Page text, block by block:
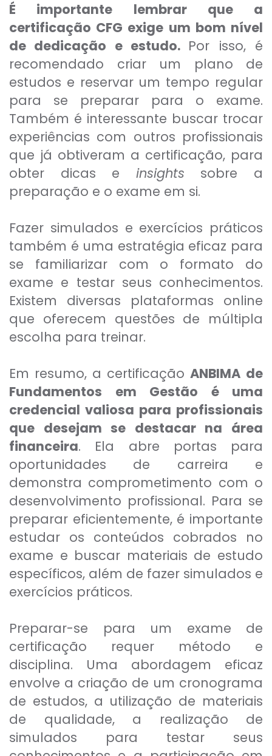
É importante lembrar que a
certificação CFG exige um bom nível
de dedicação e estudo. Por isso, é
recomendado criar um plano de
estudos e reservar um tempo regular
para se preparar para o exame.
Também é interessante buscar trocar
experiências com outros profissionais
que já obtiveram a certificação, para
obter dicas e insights sobre a
preparação e o exame em si.
Fazer simulados e exercícios práticos
também é uma estratégia eficaz para
se familiarizar com o formato do
exame e testar seus conhecimentos.
Existem diversas plataformas online
que oferecem questões de múltipla
escolha para treinar.
Em resumo, a certificação ANBIMA de
Fundamentos em Gestão é uma
credencial valiosa para profissionais
que desejam se destacar na área
financeira. Ela abre portas para
oportunidades de carreira e
demonstra comprometimento com o
desenvolvimento profissional. Para se
preparar eficientemente, é importante
estudar os conteúdos cobrados no
exame e buscar materiais de estudo
específicos, além de fazer simulados e
exercícios práticos.
Preparar-se para um exame de
certificação requer método e
disciplina. Uma abordagem eficaz
envolve a criação de um cronograma
de estudos, a utilização de materiais
de qualidade, a realização de
simulados para testar seus